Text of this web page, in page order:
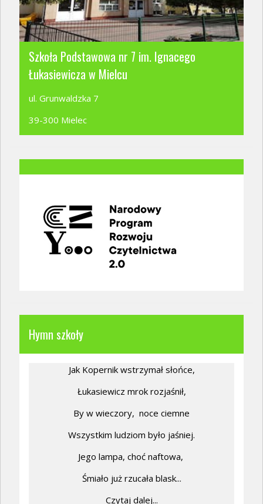
Szkoła Podstawowa nr 7 im. Ignacego
Łukasiewicza w Mielcu
ul. Grunwaldzka 7
39-300 Mielec
Hymn szkoły
Jak Kopernik wstrzymał słońce,
Łukasiewicz mrok rozjaśnił,
By w wieczory, noce ciemne
Wszystkim ludziom było jaśniej.
Jego lampa, choć naftowa,
Śmiało już rzucała blask...
Czytaj dalej...